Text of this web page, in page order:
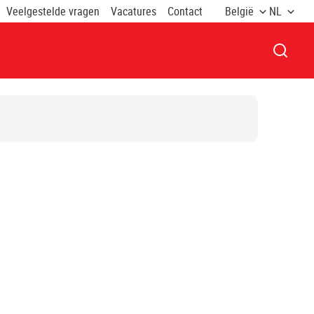
Veelgestelde vragen Vacatures Contact België NL